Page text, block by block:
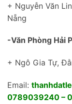
+ Nguyễn Văn
Nẵng
-Văn Phòng Hải
+ Ngô Gia Tự,
Email:
0789039240 –